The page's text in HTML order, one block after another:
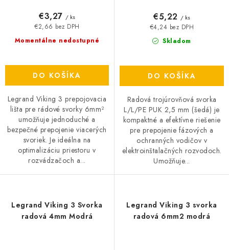
Momentálne nedostupné
€2,66 bez DPH
€3,27 / ks
DO KOŠÍKA
Legrand Viking 3 prepojovacia
lišta pre rádové svorky 6mm²
umožňuje jednoduché a
bezpečné prepojenie viacerých
svoriek. Je ideálna na
optimalizáciu priestoru v
rozvádzačoch a...
Skladom
€4,24 bez DPH
€5,22 / ks
DO KOŠÍKA
Radová trojúrovňová svorka
L/L/PE PUK 2,5 mm (šedá) je
kompaktné a efektívne riešenie
pre prepojenie fázových a
ochranných vodičov v
elektroinštalačných rozvodoch.
Umožňuje...
Legrand Viking 3 Svorka
radová 4mm Modrá
Legrand Viking 3 svorka
radová 6mm2 modrá